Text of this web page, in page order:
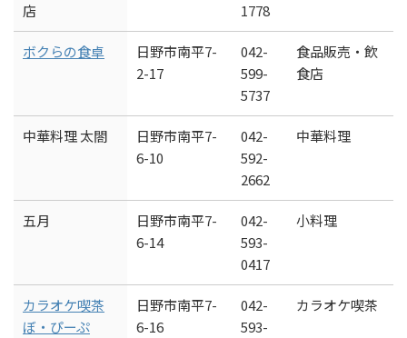
店
1778
ボクらの食卓
日野市南平7-
2-17
042-
599-
5737
食品販売・飲
食店
中華料理 太閤
日野市南平7-
6-10
042-
592-
2662
中華料理
五月
日野市南平7-
6-14
042-
593-
0417
小料理
カラオケ喫茶
ぼ・ぴーぷ
日野市南平7-
6-16
042-
593-
カラオケ喫茶